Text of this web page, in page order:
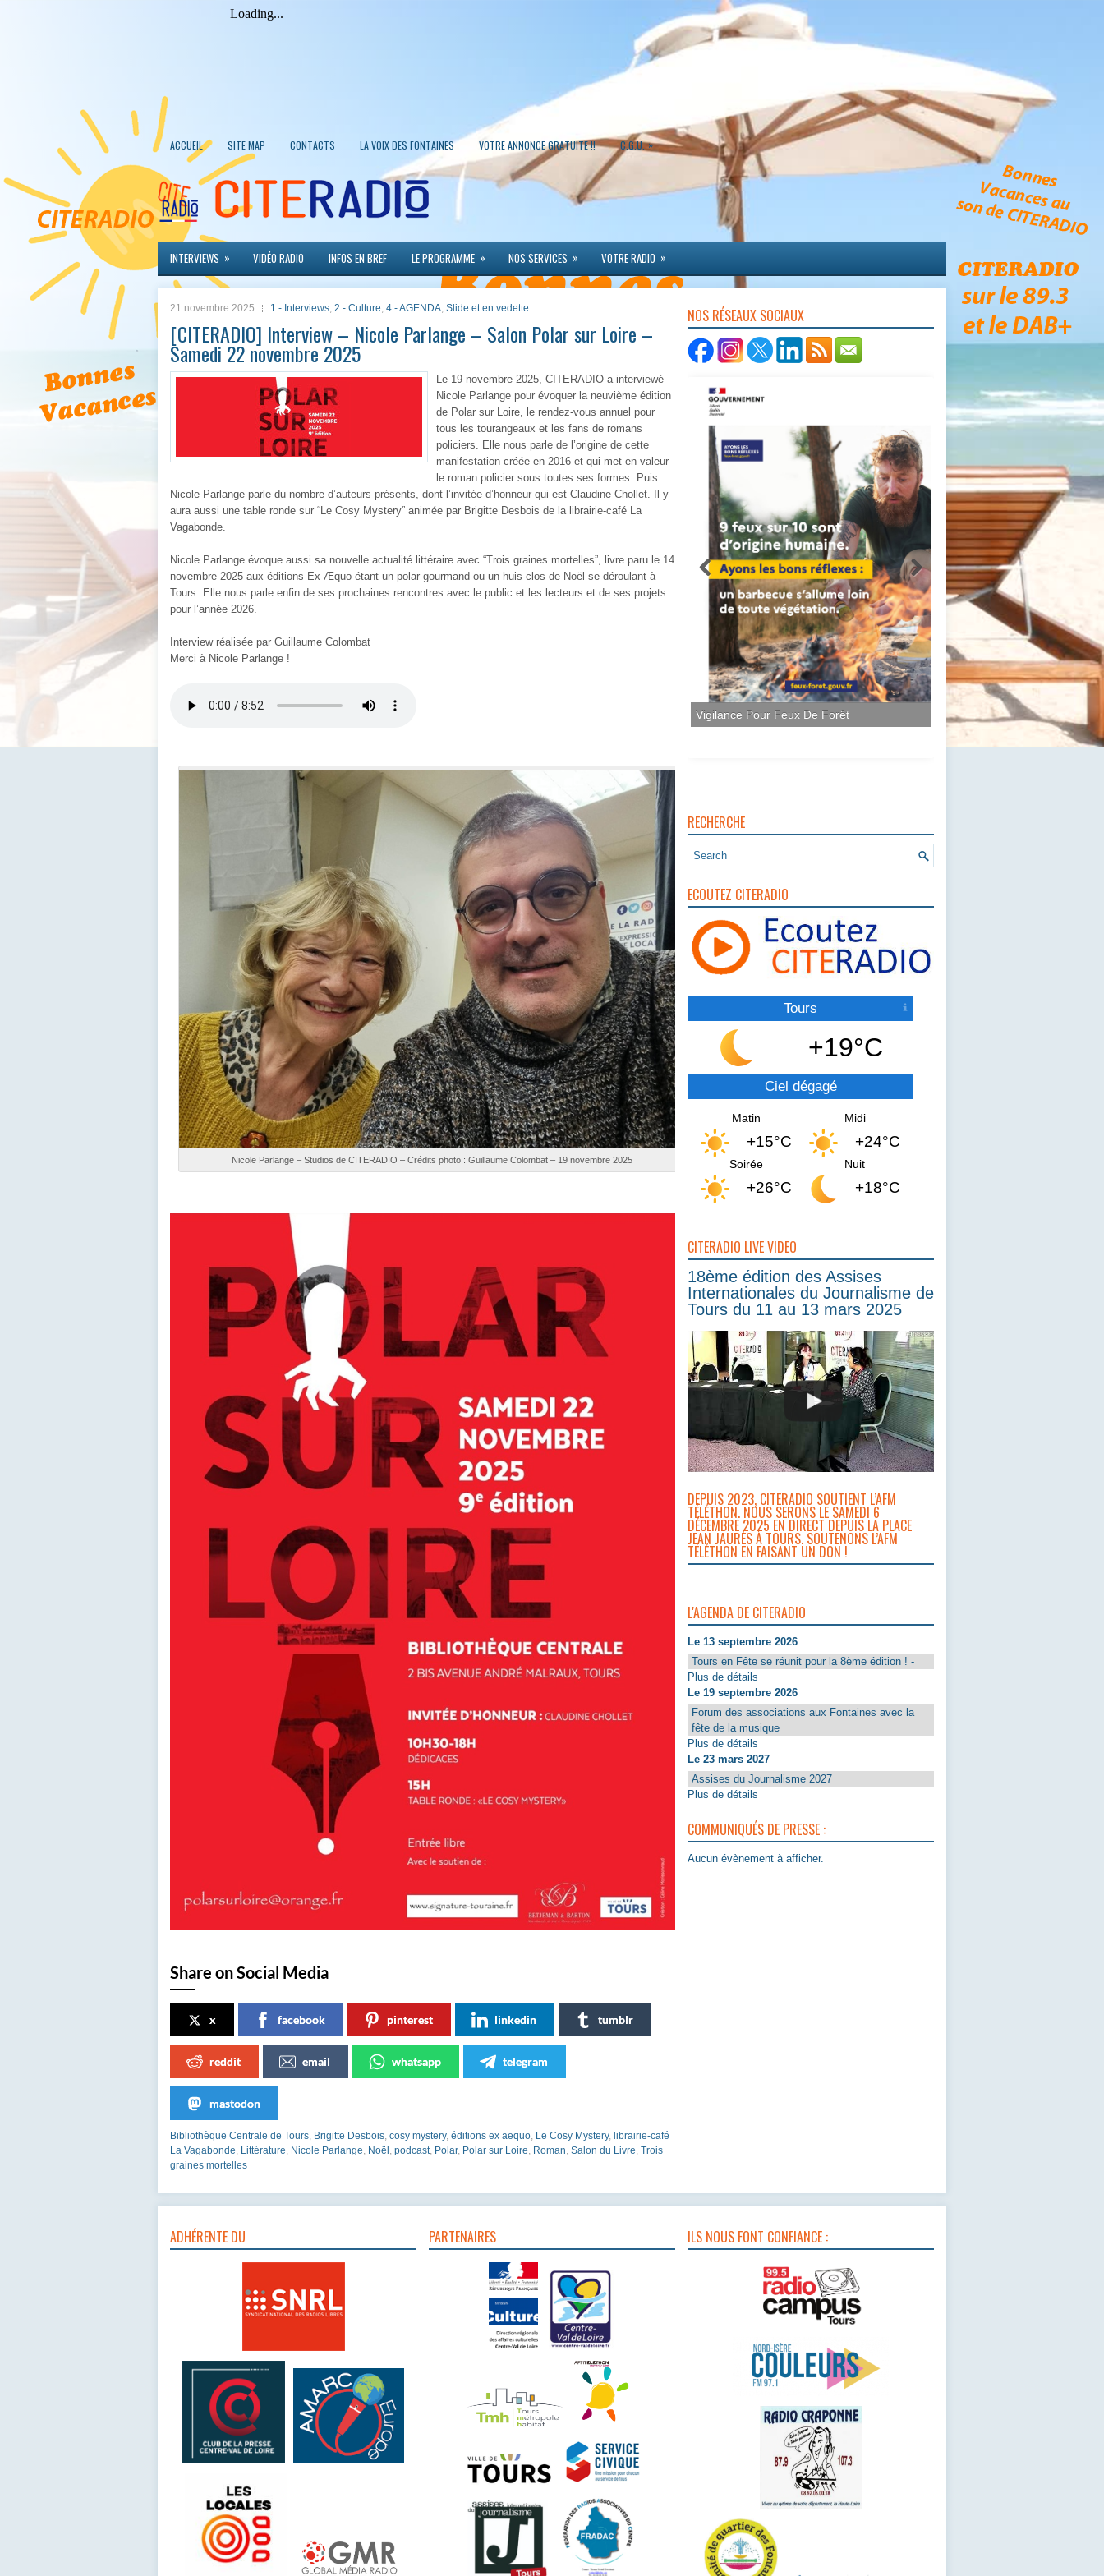
ACCUEIL SITE MAP CONTACTS LA VOIX DES FONTAINES VOTRE ANNONCE GRATUITE !! C.G.U. »
INTERVIEWS » VIDÉO RADIO INFOS EN BREF LE PROGRAMME » NOS SERVICES » VOTRE RADIO »
21 novembre 2025 1 - Interviews, 2 - Culture, 4 - AGENDA, Slide et en vedette
[CITERADIO] Interview – Nicole Parlange – Salon Polar sur Loire –
Samedi 22 novembre 2025
Le 19 novembre 2025, CITERADIO a interviewé
Nicole Parlange pour évoquer la neuvième édition
de Polar sur Loire, le rendez-vous annuel pour
tous les tourangeaux et les fans de romans
policiers. Elle nous parle de l’origine de cette
manifestation créée en 2016 et qui met en valeur
le roman policier sous toutes ses formes. Puis
Nicole Parlange parle du nombre d’auteurs présents, dont l’invitée d’honneur qui est Claudine Chollet. Il y
aura aussi une table ronde sur “Le Cosy Mystery” animée par Brigitte Desbois de la librairie-café La
Vagabonde.
Nicole Parlange évoque aussi sa nouvelle actualité littéraire avec “Trois graines mortelles”, livre paru le 14
novembre 2025 aux éditions Ex Æquo étant un polar gourmand ou un huis-clos de Noël se déroulant à
Tours. Elle nous parle enfin de ses prochaines rencontres avec le public et les lecteurs et de ses projets
pour l’année 2026.
Interview réalisée par Guillaume Colombat
Merci à Nicole Parlange !
Nicole Parlange – Studios de CITERADIO – Crédits photo : Guillaume Colombat – 19 novembre 2025
Share on Social Media
x facebook pinterest linkedin tumblr
reddit email whatsapp telegram
mastodon
Bibliothèque Centrale de Tours Brigitte Desbois cosy mystery, éditions ex aequo Le Cosy Mystery, librairie-café
La Vagabonde Littérature Nicole Parlange Noël podcast, Polar, Polar sur Loire Roman Salon du Livre Trois
graines mortelles
NOS RÉSEAUX SOCIAUX
RECHERCHE
ECOUTEZ CITERADIO
Tours
+19°C
Ciel dégagé
Matin
+15°C
Midi
+24°C
Soirée
+26°C
Nuit
+18°C
CITERADIO LIVE VIDEO
18ème édition des Assises
Internationales du Journalisme de
Tours du 11 au 13 mars 2025
DEPUIS 2023, CITERADIO SOUTIENT L’AFM
TÉLÉTHON. NOUS SERONS LE SAMEDI 6
DÉCEMBRE 2025 EN DIRECT DEPUIS LA PLACE
JEAN JAURÈS À TOURS. SOUTENONS L’AFM
TÉLÉTHON EN FAISANT UN DON !
L'AGENDA DE CITERADIO
Le 13 septembre 2026
Tours en Fête se réunit pour la 8ème édition ! -
Plus de détails
Le 19 septembre 2026
Forum des associations aux Fontaines avec la
fête de la musique
Plus de détails
Le 23 mars 2027
Assises du Journalisme 2027
Plus de détails
COMMUNIQUÉS DE PRESSE :
Aucun évènement à afficher.
ADHÉRENTE DU PARTENAIRES ILS NOUS FONT CONFIANCE :